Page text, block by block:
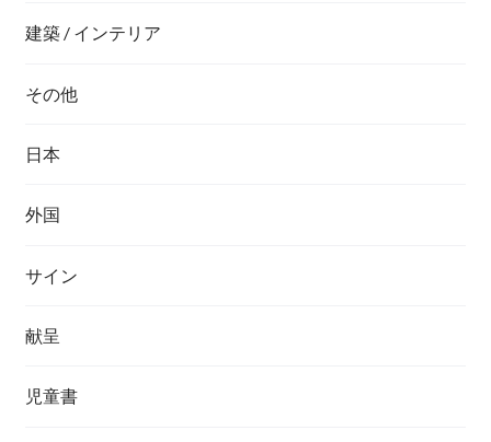
建築 / インテリア
その他
日本
外国
サイン
献呈
児童書